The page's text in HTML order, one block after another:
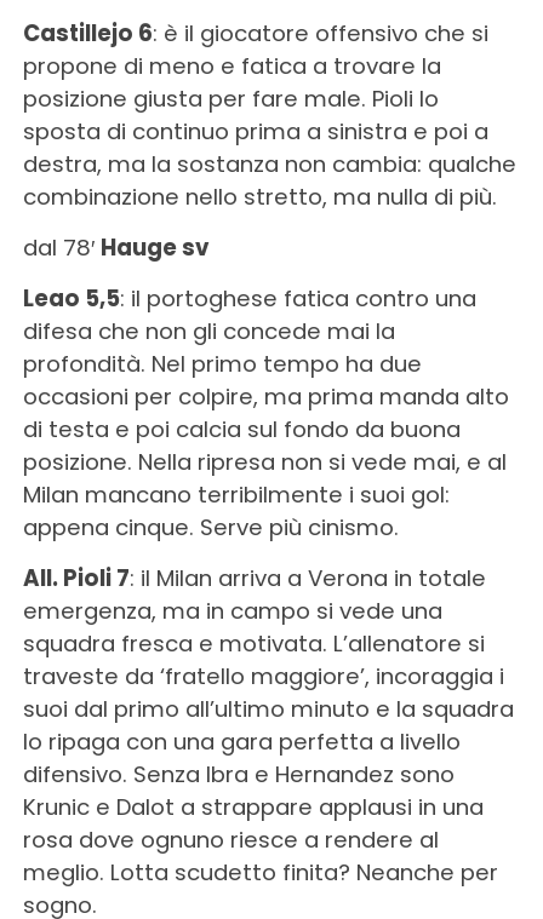
Castillejo 6: è il giocatore offensivo che si
propone di meno e fatica a trovare la
posizione giusta per fare male. Pioli lo
sposta di continuo prima a sinistra e poi a
destra, ma la sostanza non cambia: qualche
combinazione nello stretto, ma nulla di più.
dal 78′ Hauge sv
Leao 5,5: il portoghese fatica contro una
difesa che non gli concede mai la
profondità. Nel primo tempo ha due
occasioni per colpire, ma prima manda alto
di testa e poi calcia sul fondo da buona
posizione. Nella ripresa non si vede mai, e al
Milan mancano terribilmente i suoi gol:
appena cinque. Serve più cinismo.
All. Pioli 7: il Milan arriva a Verona in totale
emergenza, ma in campo si vede una
squadra fresca e motivata. L’allenatore si
traveste da ‘fratello maggiore’, incoraggia i
suoi dal primo all’ultimo minuto e la squadra
lo ripaga con una gara perfetta a livello
difensivo. Senza Ibra e Hernandez sono
Krunic e Dalot a strappare applausi in una
rosa dove ognuno riesce a rendere al
meglio. Lotta scudetto finita? Neanche per
sogno.